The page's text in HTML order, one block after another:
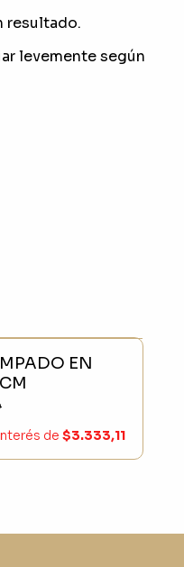
resultado.
levemente según
EN
de $3.333,11